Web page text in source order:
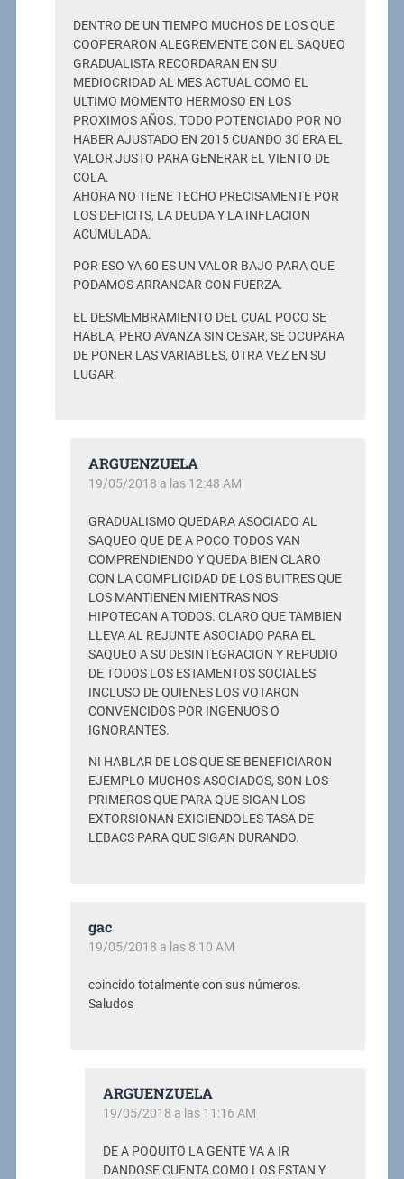
DENTRO DE UN TIEMPO MUCHOS DE LOS QUE
COOPERARON ALEGREMENTE CON EL SAQUEO
GRADUALISTA RECORDARAN EN SU
MEDIOCRIDAD AL MES ACTUAL COMO EL
ULTIMO MOMENTO HERMOSO EN LOS
PROXIMOS AÑOS. TODO POTENCIADO POR NO
HABER AJUSTADO EN 2015 CUANDO 30 ERA EL
VALOR JUSTO PARA GENERAR EL VIENTO DE
COLA.
AHORA NO TIENE TECHO PRECISAMENTE POR
LOS DEFICITS, LA DEUDA Y LA INFLACION
ACUMULADA.
POR ESO YA 60 ES UN VALOR BAJO PARA QUE
PODAMOS ARRANCAR CON FUERZA.
EL DESMEMBRAMIENTO DEL CUAL POCO SE
HABLA, PERO AVANZA SIN CESAR, SE OCUPARA
DE PONER LAS VARIABLES, OTRA VEZ EN SU
LUGAR.
ARGUENZUELA
19/05/2018 a las 12:48 AM
GRADUALISMO QUEDARA ASOCIADO AL
SAQUEO QUE DE A POCO TODOS VAN
COMPRENDIENDO Y QUEDA BIEN CLARO
CON LA COMPLICIDAD DE LOS BUITRES QUE
LOS MANTIENEN MIENTRAS NOS
HIPOTECAN A TODOS. CLARO QUE TAMBIEN
LLEVA AL REJUNTE ASOCIADO PARA EL
SAQUEO A SU DESINTEGRACION Y REPUDIO
DE TODOS LOS ESTAMENTOS SOCIALES
INCLUSO DE QUIENES LOS VOTARON
CONVENCIDOS POR INGENUOS O
IGNORANTES.
NI HABLAR DE LOS QUE SE BENEFICIARON
EJEMPLO MUCHOS ASOCIADOS, SON LOS
PRIMEROS QUE PARA QUE SIGAN LOS
EXTORSIONAN EXIGIENDOLES TASA DE
LEBACS PARA QUE SIGAN DURANDO.
gac
19/05/2018 a las 8:10 AM
coincido totalmente con sus números.
Saludos
ARGUENZUELA
19/05/2018 a las 11:16 AM
DE A POQUITO LA GENTE VA A IR
DANDOSE CUENTA COMO LOS ESTAN Y